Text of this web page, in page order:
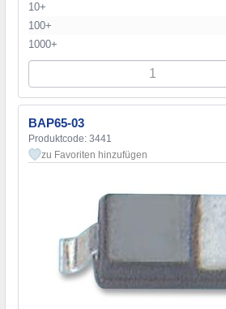
10+
100+
1000+
BAP65-03
Produktcode: 3441
zu Favoriten hinzufügen